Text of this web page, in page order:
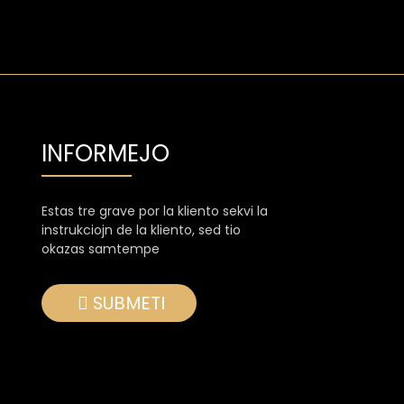
INFORMEJO
Estas tre grave por la kliento sekvi la
instrukciojn de la kliento, sed tio
okazas samtempe
SUBMETI